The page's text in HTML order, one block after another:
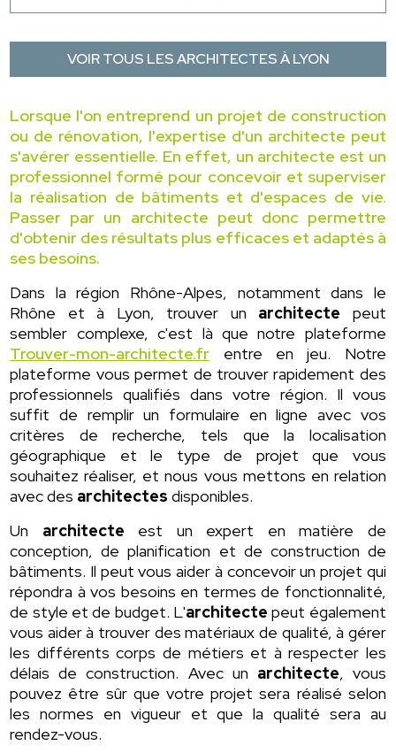
VOIR TOUS LES ARCHITECTES À LYON
Lorsque l'on entreprend un projet de construction
ou de rénovation, l'expertise d'un architecte peut
s'avérer essentielle. En effet, un architecte est un
professionnel formé pour concevoir et superviser
la réalisation de bâtiments et d'espaces de vie.
Passer par un architecte peut donc permettre
d'obtenir des résultats plus efficaces et adaptés à
ses besoins.
Dans la région Rhône-Alpes, notamment dans le
Rhône et à Lyon, trouver un architecte peut
sembler complexe, c'est là que notre plateforme
Trouver-mon-architecte.fr entre en jeu. Notre
plateforme vous permet de trouver rapidement des
professionnels qualifiés dans votre région. Il vous
suffit de remplir un formulaire en ligne avec vos
critères de recherche, tels que la localisation
géographique et le type de projet que vous
souhaitez réaliser, et nous vous mettons en relation
avec des architectes disponibles.
Un architecte est un expert en matière de
conception, de planification et de construction de
bâtiments. Il peut vous aider à concevoir un projet qui
répondra à vos besoins en termes de fonctionnalité,
de style et de budget. L'architecte peut également
vous aider à trouver des matériaux de qualité, à gérer
les différents corps de métiers et à respecter les
délais de construction. Avec un architecte, vous
pouvez être sûr que votre projet sera réalisé selon
les normes en vigueur et que la qualité sera au
rendez-vous.